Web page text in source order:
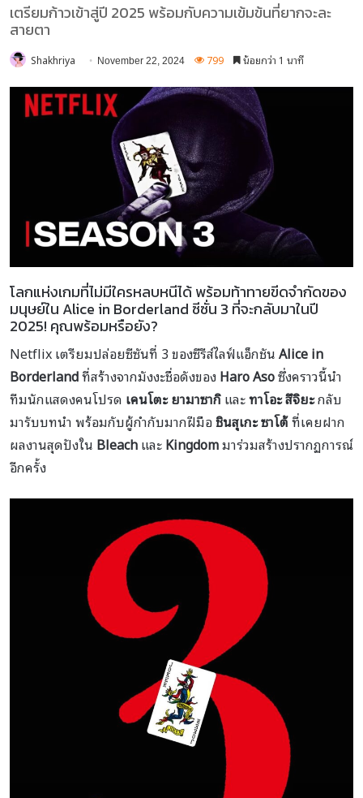
เตรียมก้าวเข้าสู่ปี 2025 พร้อมกับความเข้มข้นที่ยากจะละ
สายตา
Shakhriya November 22, 2024 799 น้อยกว่า 1 นาที
โลกแห่งเกมที่ไม่มีใครหลบหนีได้ พร้อมท้าทายขีดจำกัดของ
มนุษย์ใน Alice in Borderland ซีซั่น 3 ที่จะกลับมาในปี
2025! คุณพร้อมหรือยัง?
Netflix เตรียมปล่อยซีซันที่ 3 ของซีรีส์ไลฟ์แอ็กชันAlice in
Borderlandที่สร้างจากมังงะชื่อดังของHaro Asoซึ่งคราวนี้นำ
ทีมนักแสดงคนโปรด เคนโตะ ยามาซากิและทาโอะ สึจิยะกลับ
มารับบทนำ พร้อมกับผู้กำกับมากฝีมือชินสุเกะ ซาโต้ที่เคยฝาก
ผลงานสุดปังใน BleachและKingdomมาร่วมสร้างปรากฏการณ์
อีกครั้ง